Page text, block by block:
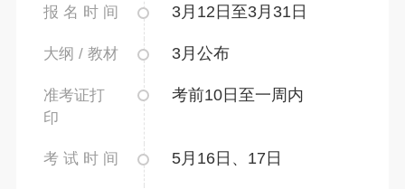
报 名 时 间 3月12日至3月31日
大纲 / 教材 3月公布
准考证打
印
考前10日至一周内
考 试 时 间 5月16日、17日